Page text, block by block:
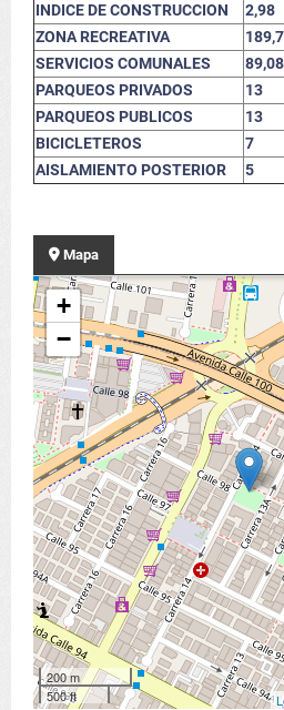
INDICE DE CONSTRUCCION
2,98
ZONA RECREATIVA
SERVICIOS COMUNALES
89,08
PARQUEOS PRIVADOS
13
PARQUEOS PUBLICOS
13
BICICLETEROS
7
AISLAMIENTO POSTERIOR
5
Mapa
+
−
200 m
500 ft